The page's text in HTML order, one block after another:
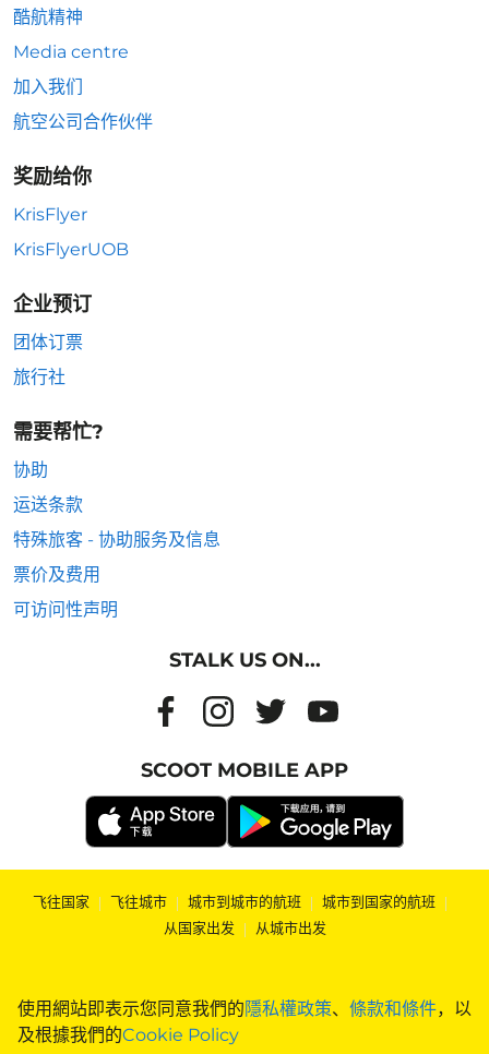
使用網站即表示您同意我們的隱私權政策、 條款和條件，以
及根據我們的Cookie Policy
酷航精神
Media centre
加入我们
航空公司合作伙伴
奖励给你
KrisFlyer
KrisFlyerUOB
企业预订
团体订票
旅行社
需要帮忙?
协助
运送条款
特殊旅客 - 协助服务及信息
票价及费用
可访问性声明
STALK US ON...
SCOOT MOBILE APP
飞往国家 | 飞往城市 | 城市到城市的航班 | 城市到国家的航班 |
从国家出发 | 从城市出发